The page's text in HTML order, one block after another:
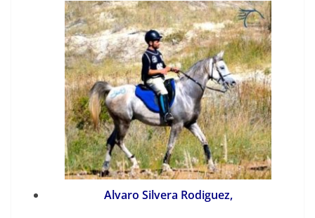
Alvaro Silvera Rodiguez,